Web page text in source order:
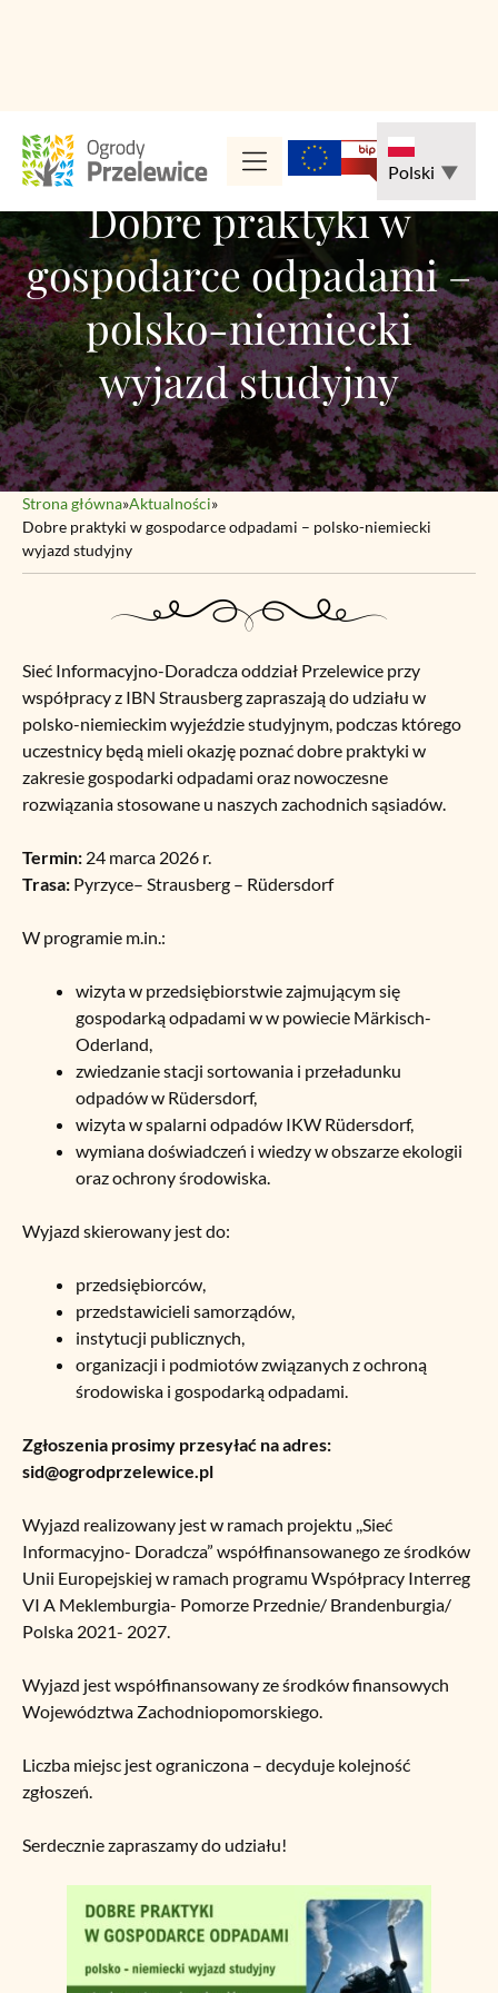
treści
Polski ▼
Dobre praktyki w
gospodarce odpadami –
polsko-niemiecki
wyjazd studyjny
Strona główna»Aktualności»
Dobre praktyki w gospodarce odpadami – polsko-niemiecki
wyjazd studyjny
Sieć Informacyjno-Doradcza oddział Przelewice przy
współpracy z IBN Strausberg zapraszają do udziału w
polsko-niemieckim wyjeździe studyjnym, podczas którego
uczestnicy będą mieli okazję poznać dobre praktyki w
zakresie gospodarki odpadami oraz nowoczesne
rozwiązania stosowane u naszych zachodnich sąsiadów.
Termin: 24 marca 2026 r.
Trasa: Pyrzyce– Strausberg – Rüdersdorf
W programie m.in.:
wizyta w przedsiębiorstwie zajmującym się
gospodarką odpadami w w powiecie Märkisch-
Oderland,
zwiedzanie stacji sortowania i przeładunku
odpadów w Rüdersdorf,
wizyta w spalarni odpadów IKW Rüdersdorf,
wymiana doświadczeń i wiedzy w obszarze ekologii
oraz ochrony środowiska.
Wyjazd skierowany jest do:
przedsiębiorców,
przedstawicieli samorządów,
instytucji publicznych,
organizacji i podmiotów związanych z ochroną
środowiska i gospodarką odpadami.
Zgłoszenia prosimy przesyłać na adres:
sid@ogrodprzelewice.pl
Wyjazd realizowany jest w ramach projektu ,,Sieć
Informacyjno- Doradcza” współfinansowanego ze środków
Unii Europejskiej w ramach programu Współpracy Interreg
VI A Meklemburgia- Pomorze Przednie/ Brandenburgia/
Polska 2021- 2027.
Wyjazd jest współfinansowany ze środków finansowych
Województwa Zachodniopomorskiego.
Liczba miejsc jest ograniczona – decyduje kolejność
zgłoszeń.
Serdecznie zapraszamy do udziału!